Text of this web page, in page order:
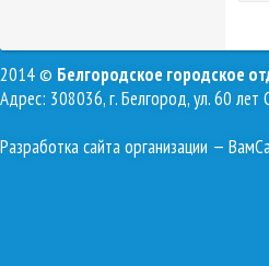
2014 © Белгородское городское
Адрес: 308036, г. Белгород, ул. 60
Разработка сайта организации —